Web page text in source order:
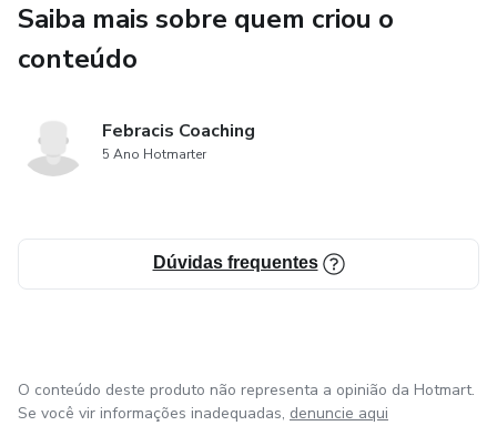
Saiba mais sobre quem criou o
conteúdo
Febracis Coaching
5 Ano Hotmarter
Dúvidas frequentes
O conteúdo deste produto não representa a opinião da Hotmart.
Se você vir informações inadequadas, denuncie aqui